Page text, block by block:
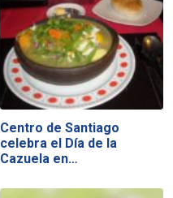
Centro de Santiago
celebra el Día de la
Cazuela en…